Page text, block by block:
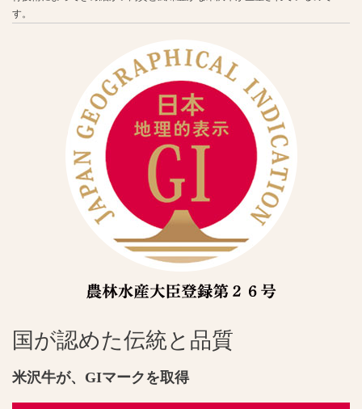
す。
国が認めた伝統と品質
米沢牛が、GIマークを取得